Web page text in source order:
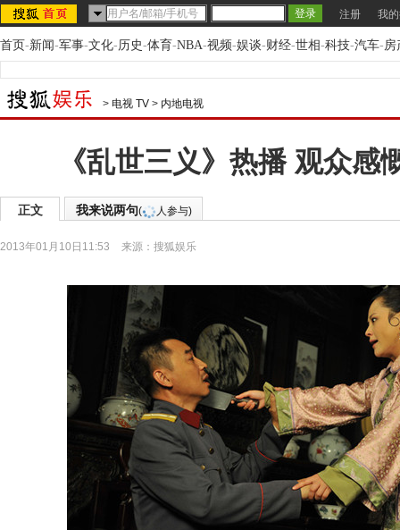
注册 我
首页-新闻-军事-文化-历史-体育-NBA-视频-娱谈-财经-世相-科技-汽车-房
> 电视 TV > 内地电视
《乱世三义》热播 观众感
正文 我来说两句( 人参与)
2013年01月10日11:53 来源： 搜狐娱乐